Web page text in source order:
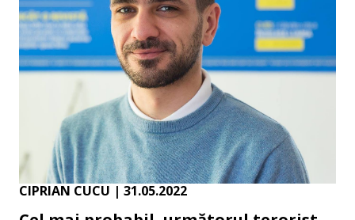
CIPRIAN CUCU | 31.05.2022